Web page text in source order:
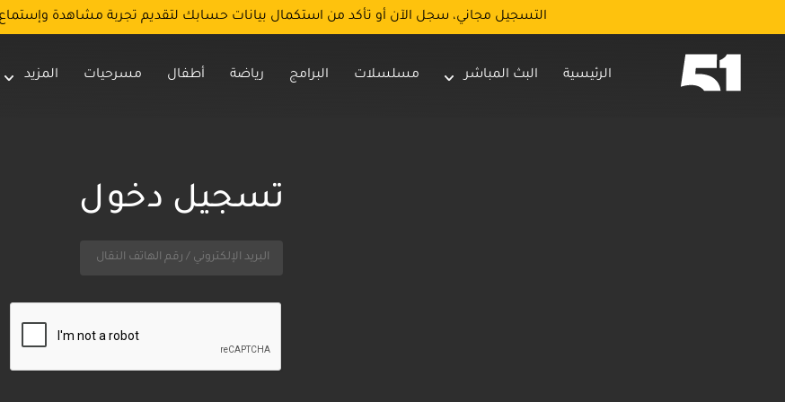
التسجيل مجاني، سجل الآن أو تأكد من استكمال بيانات حسابك لتقديم تجربة مشاهدة
الرئيسية البث المباشر مسلسلات البرامج رياضة أطفال مسرحيات المزيد
تسجيل دخول